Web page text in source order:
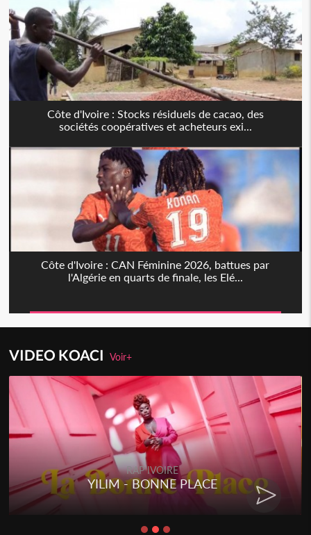
Côte d'Ivoire : Stocks résiduels de cacao, des
sociétés coopératives et acheteurs exi...
Côte d'Ivoire : CAN Féminine 2026, battues par
l'Algérie en quarts de finale, les Elé...
VIDEO KOACIVoir+
RAP IVOIRE
YILIM - BONNE PLACE